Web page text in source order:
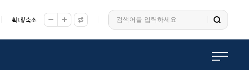
확대/축소